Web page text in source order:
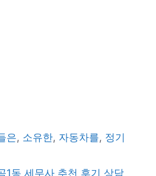
은, 소유한, 자동차를, 정기
1동 세무사 추천 후기 상담